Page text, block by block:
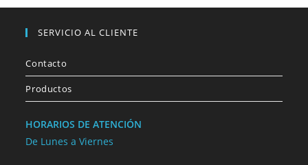
SERVICIO AL CLIENTE
Contacto
Productos
HORARIOS DE ATENCIÓN
De Lunes a Viernes